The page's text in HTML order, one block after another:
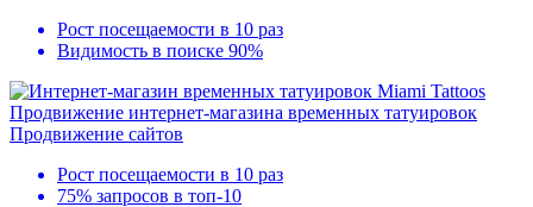
Рост посещаемости в 10 раз
Видимость в поиске 90%
Продвижение интернет-магазина временных татуировок
Продвижение сайтов
Рост посещаемости в 10 раз
75% запросов в топ-10